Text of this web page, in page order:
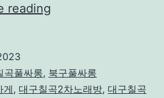
reading
싸
롱
곡풀싸롱, 북구풀싸롱
게, 대구칠곡2차노래방, 대구칠곡